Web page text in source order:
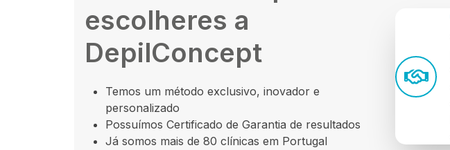
escolheres a
DepilConcept
Temos um método exclusivo, inovador e
personalizado
Possuímos Certificado de Garantia de resultados
Já somos mais de 80 clínicas em Portugal